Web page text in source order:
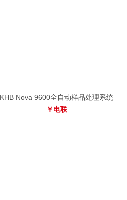
KHB Nova 9600全自动样品处理系统
￥电联